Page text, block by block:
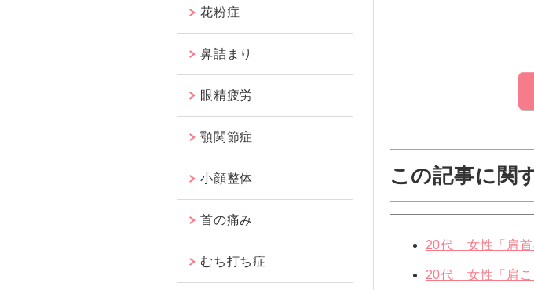
この記事に関
20代 女性「肩首
20代 女性「肩こ
花粉症
鼻詰まり
眼精疲労
顎関節症
小顔整体
首の痛み
むち打ち症